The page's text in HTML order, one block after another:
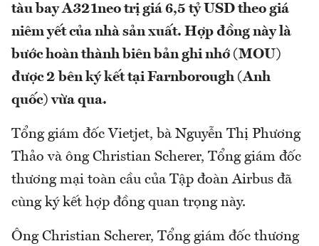
tàu bay A321neo trị giá 6,5 tỷ USD theo giá
niêm yết của nhà sản xuất. Hợp đồng này là
bước hoàn thành biên bản ghi nhớ (MOU)
được 2 bên ký kết tại Farnborough (Anh
quốc) vừa qua.
Tổng giám đốc Vietjet, bà Nguyễn Thị Phương
Thảo và ông Christian Scherer, Tổng giám đốc
thương mại toàn cầu của Tập đoàn Airbus đã
cùng ký kết hợp đồng quan trọng này.
Ông Christian Scherer, Tổng giám đốc thương